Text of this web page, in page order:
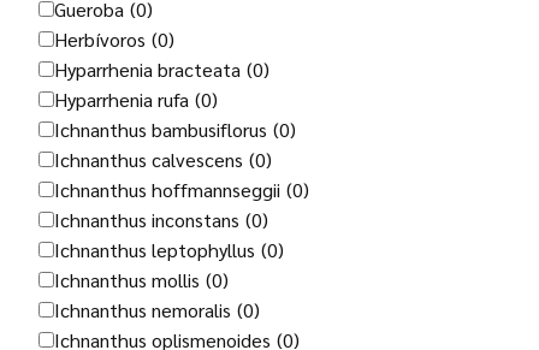
Gueroba (0)
Herbívoros (0)
Hyparrhenia bracteata (0)
Hyparrhenia rufa (0)
Ichnanthus bambusiflorus (0)
Ichnanthus calvescens (0)
Ichnanthus hoffmannseggii (0)
Ichnanthus inconstans (0)
Ichnanthus leptophyllus (0)
Ichnanthus mollis (0)
Ichnanthus nemoralis (0)
Ichnanthus oplismenoides (0)